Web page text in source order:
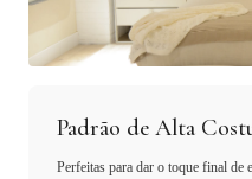
Padrão de Alta
Perfeitas para dar o toque final de